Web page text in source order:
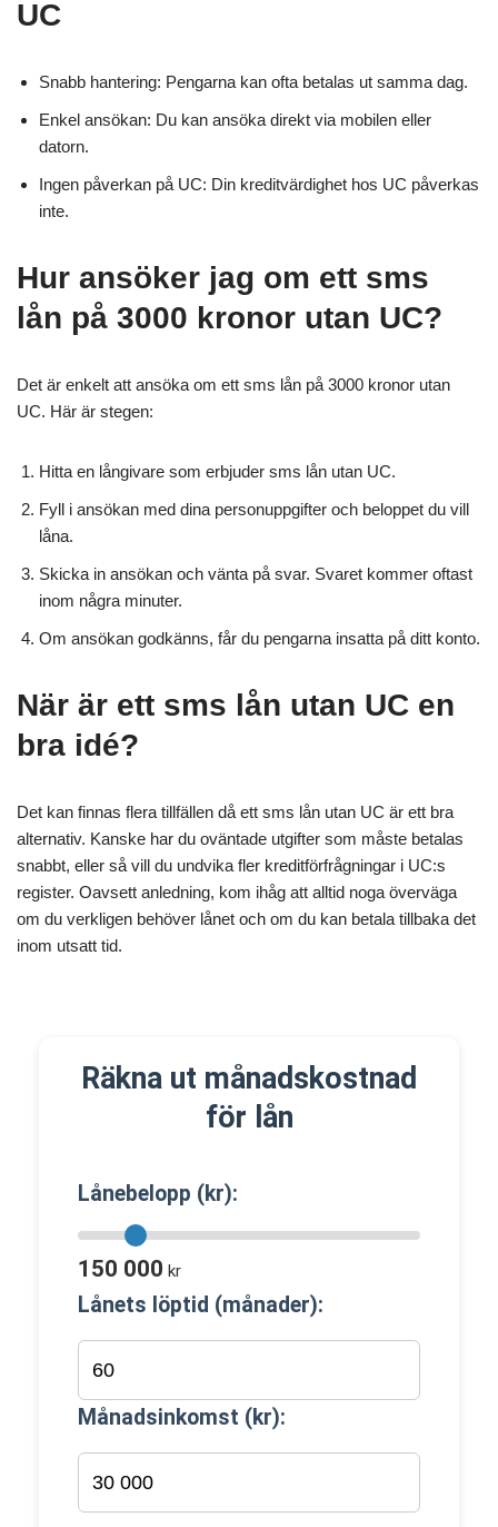
UC
Snabb hantering: Pengarna kan ofta betalas ut samma dag.
Enkel ansökan: Du kan ansöka direkt via mobilen eller
datorn.
Ingen påverkan på UC: Din kreditvärdighet hos UC påverkas
inte.
Hur ansöker jag om ett sms
lån på 3000 kronor utan UC?
Det är enkelt att ansöka om ett sms lån på 3000 kronor utan
UC. Här är stegen:
Hitta en långivare som erbjuder sms lån utan UC.
Fyll i ansökan med dina personuppgifter och beloppet du vill
låna.
Skicka in ansökan och vänta på svar. Svaret kommer oftast
inom några minuter.
Om ansökan godkänns, får du pengarna insatta på ditt konto.
När är ett sms lån utan UC en
bra idé?
Det kan finnas flera tillfällen då ett sms lån utan UC är ett bra
alternativ. Kanske har du oväntade utgifter som måste betalas
snabbt, eller så vill du undvika fler kreditförfrågningar i UC:s
register. Oavsett anledning, kom ihåg att alltid noga överväga
om du verkligen behöver lånet och om du kan betala tillbaka det
inom utsatt tid.
Räkna ut månadskostnad
för lån
Lånebelopp (kr):
150 000 kr
Lånets löptid (månader):
Månadsinkomst (kr):